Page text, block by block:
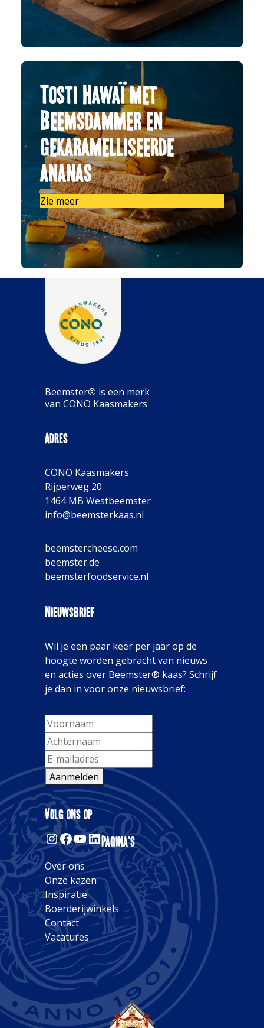
Tosti Hawaï met
Beemsdammer en
gekaramelliseerde
ananas
Zie meer
Adres
CONO Kaasmakers
Rijperweg 20
1464 MB Westbeemster
info@beemsterkaas.nl
beemstercheese.com
beemster.de
beemsterfoodservice.nl
Nieuwsbrief
Wil je een paar keer per jaar op de
hoogte worden gebracht van nieuws
en acties over Beemster® kaas? Schrijf
je dan in voor onze nieuwsbrief:
Aanmelden
Alternative:
Volg ons op
Instagram
Facebook
YouTube
LinkedIn
Pagina's
Over ons
Onze kazen
Inspiratie
Boerderijwinkels
Contact
Vacatures
Beemster® is een merk
van CONO Kaasmakers